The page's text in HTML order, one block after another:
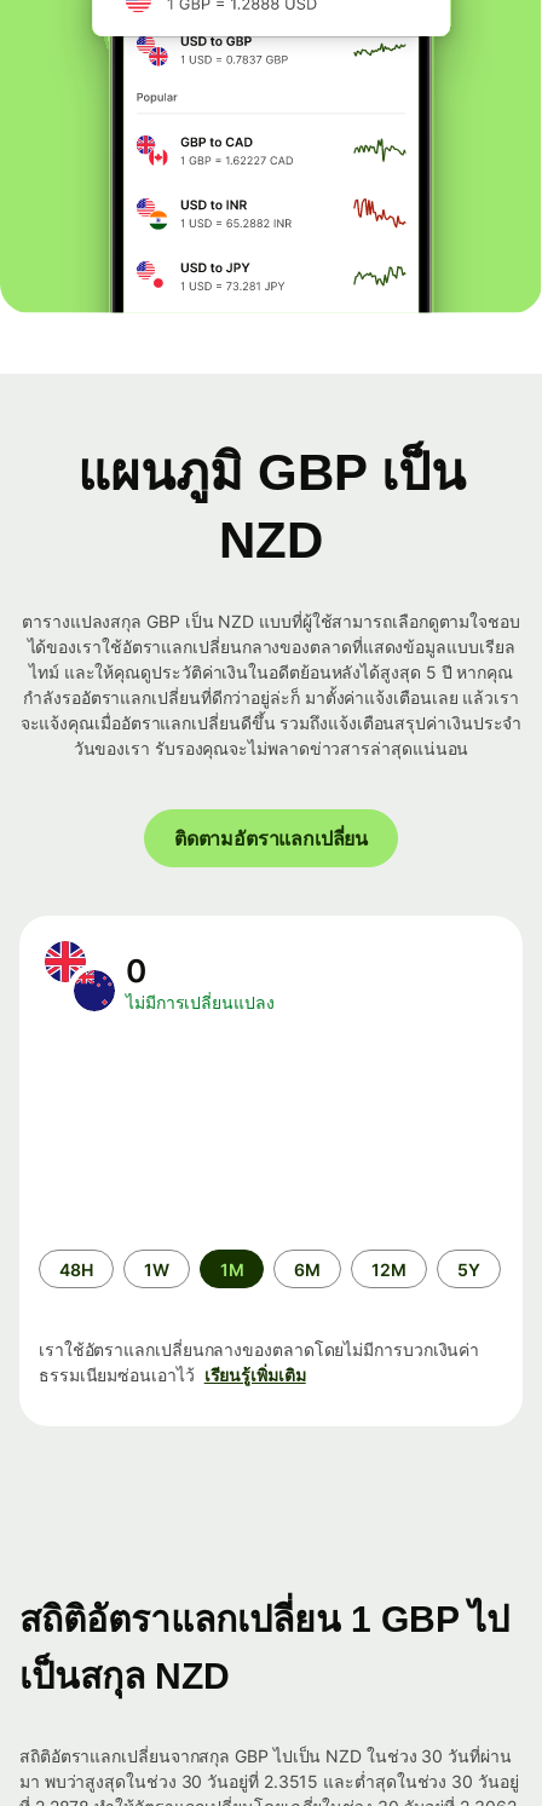
แผนภูมิ GBP เป็น
NZD
ตารางแปลงสกุล GBP เป็น NZD แบบที่ผู้ใช้สามารถเลือกดูตามใจชอบ
ได้ของเราใช้อัตราแลกเปลี่ยนกลางของตลาดที่แสดงข้อมูลแบบเรียล
ไทม์ และให้คุณดูประวัติค่าเงินในอดีตย้อนหลังได้สูงสุด 5 ปี หากคุณ
กำลังรออัตราแลกเปลี่ยนที่ดีกว่าอยู่ล่ะก็ มาตั้งค่าแจ้งเตือนเลย แล้วเรา
จะแจ้งคุณเมื่ออัตราแลกเปลี่ยนดีขึ้น รวมถึงแจ้งเตือนสรุปค่าเงินประจำ
วันของเรา รับรองคุณจะไม่พลาดข่าวสารล่าสุดแน่นอน
ติดตามอัตราแลกเปลี่ยน
0
ไม่มีการเปลี่ยนแปลง
ระยะ
เวลา
48H 1W 1M 6M 12M 5Y
เราใช้อัตราแลกเปลี่ยนกลางของตลาดโดยไม่มีการบวกเงินค่า
ธรรมเนียมซ่อนเอาไว้ เรียนรู้เพิ่มเติม
สถิติอัตราแลกเปลี่ยน 1 GBP ไป
เป็นสกุล NZD
สถิติอัตราแลกเปลี่ยนจากสกุล GBP ไปเป็น NZD ในช่วง 30 วันที่ผ่าน
มา พบว่าสูงสุดในช่วง 30 วันอยู่ที่ 2.3515 และต่ำสุดในช่วง 30 วันอยู่